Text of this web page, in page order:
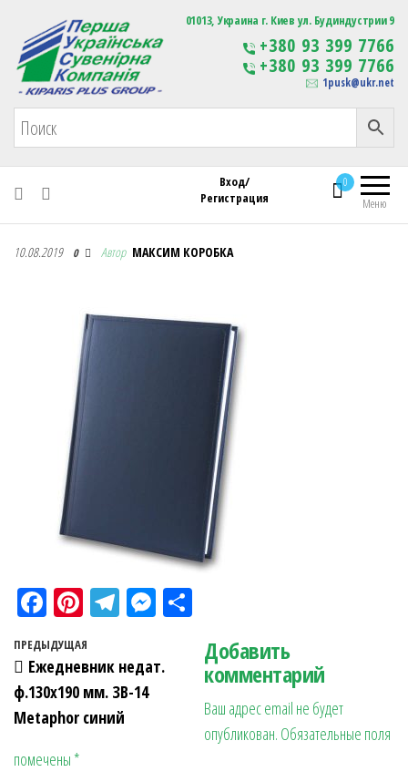
Первая Украинская Сувенирная Компания Изготовление
сувенирной продукции
с логотипом
01013, Украина г. Киев ул. Будиндустрии 9
+380 93 399 7766
+380 93 399 7766
1pusk@ukr.net
Меню
0
Вход/
Регистрация
Первая Украинская Сувенирная Компания
10.08.2019 0 Автор МАКСИМ КОРОБКА
Fa
ce
bo
ok
Pi
nt
er
es
t
Te
gr
a
m
M
se ра
в
ит
ь
Навигация по записям
Предыдущая запись
ПРЕДЫДУЩАЯ
Ежедневник недат.
ф.130х190 мм. ЗВ-14
Metaphor синий
Добавить
комментарий
Ваш адрес email не будет
опубликован. Обязательные поля
помечены *